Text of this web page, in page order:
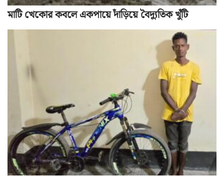
মাটি খেকোর কবলে একপায়ে দাঁড়িয়ে বৈদ্যুতিক খুঁটি